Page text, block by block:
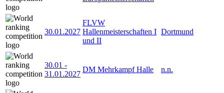
30.01.2027
FLVW
Hallenmeisterschaften I
und II
Dortmund
30.01 -
31.01.2027
DM Mehrkampf Halle n.n.